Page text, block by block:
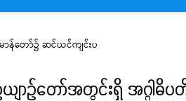
ာန်တော်၌ ဆင်ယင်ကျင်းပ
ျာဉ်တော်အတွင်းရှိ အဂ္ဂါဓိ